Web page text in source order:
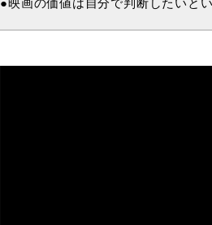
●映画の価値は自分で判断したいと